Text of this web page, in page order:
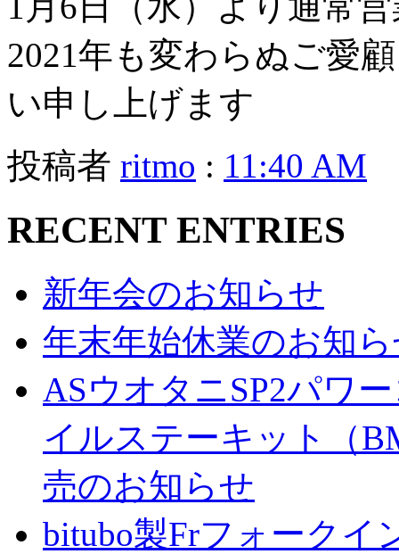
2021年も変わらぬご愛
い申し上げます
投稿者 ritmo : 11:40 AM
RECENT ENTRIES
新年会のお知らせ
年末年始休業のお知
ASウオタニSP2パワ
イルステーキット（
売のお知らせ
bitubo製Frフォークイ